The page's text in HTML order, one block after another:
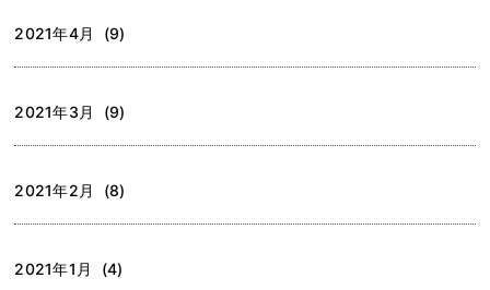
2021年4月 (9)
2021年3月 (9)
2021年2月 (8)
2021年1月 (4)